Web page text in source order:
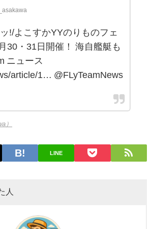
!/よこすかYYのりものフェ
30・31日開催！ 海自艦艇も
ニュース
article/1… @FLyTeamNews
）
LINE
人